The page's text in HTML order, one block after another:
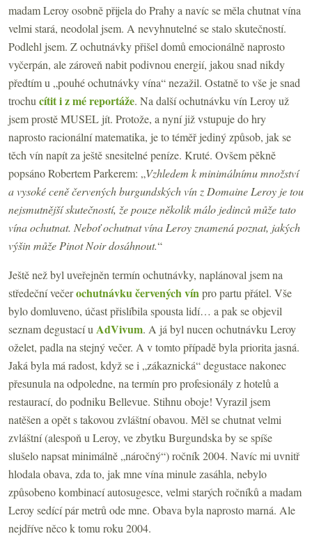
madam Leroy osobně přijela do Prahy a navíc se měla chutnat vína
velmi stará, neodolal jsem. A nevyhnutelné se stalo skutečností.
Podlehl jsem. Z ochutnávky přišel domů emocionálně naprosto
vyčerpán, ale zároveň nabit podivnou energií, jakou snad nikdy
předtím u „pouhé ochutnávky vína“ nezažil. Ostatně to vše je snad
trochu cítit i z mé reportáže. Na další ochutnávku vín Leroy už
jsem prostě MUSEL jít. Protože, a nyní již vstupuje do hry
naprosto racionální matematika, je to téměř jediný způsob, jak se
těch vín napít za ještě snesitelné peníze. Kruté. Ovšem pěkně
popsáno Robertem Parkerem: „Vzhledem k minimálnímu množství
a vysoké ceně červených burgundských vín z Domaine Leroy je tou
nejsmutnější skutečností, že pouze několik málo jedinců může tato
vína ochutnat. Neboť ochutnat vína Leroy znamená poznat, jakých
výšin může Pinot Noir dosáhnout.“
Ještě než byl uveřejněn termín ochutnávky, naplánoval jsem na
středeční večerochutnávku červených vínpro partu přátel. Vše
bylo domluveno, účast přislíbila spousta lidí… a pak se objevil
seznam degustací u AdVivum. A já byl nucen ochutnávku Leroy
oželet, padla na stejný večer. A v tomto případě byla priorita jasná.
Jaká byla má radost, když se i „zákaznická“ degustace nakonec
přesunula na odpoledne, na termín pro profesionály z hotelů a
restaurací, do podniku Bellevue. Stihnu oboje! Vyrazil jsem
natěšen a opět s takovou zvláštní obavou. Měl se chutnat velmi
zvláštní (alespoň u Leroy, ve zbytku Burgundska by se spíše
slušelo napsat minimálně „náročný“) ročník 2004. Navíc mi uvnitř
hlodala obava, zda to, jak mne vína minule zasáhla, nebylo
způsobeno kombinací autosugesce, velmi starých ročníků a madam
Leroy sedící pár metrů ode mne. Obava byla naprosto marná. Ale
nejdříve něco k tomu roku 2004.